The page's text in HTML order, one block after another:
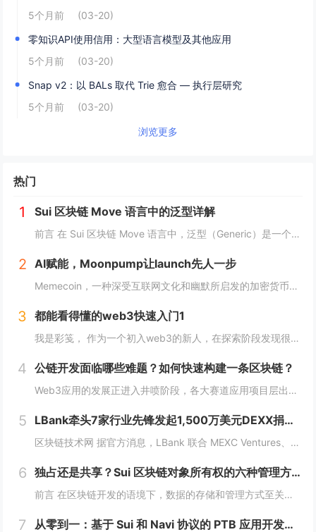
5个月前
(03-20)
零知识API使用信用：大型语言模型及其他应用
5个月前
(03-20)
Snap v2：以 BALs 取代 Trie 愈合 — 执行层研究
5个月前
(03-20)
浏览更多
热门
1 Sui 区块链 Move 语言中的泛型详解
前言 在 Sui 区块链 Move 语言中，泛型（Generic）是一个强大的工具，它允许开发者在编写代码时进行类型或属性的抽象替代。这种抽象极大地提高了代码的灵活性，减少了重复逻辑，并提升了代码的可扩展性。本文将深入探讨 Move 中的...
2 AI赋能，Moonpump让launch先人一步
Memecoin，一种深受互联网文化和幽默所启发的加密货币，近段时间在加密市场中掀起了"meme热“。 只需在社交网络上稍微浏览，就会发现各种meme（迷因），让整个页面变得活泼有趣。这些迷因通过嘲讽和揶揄的方式，轻松地对一些严肃话题进行调...
3 都能看得懂的web3快速入门1
我是彩笺， 作为一个初入web3的新人，在探索阶段发现很多概念、工具都需要花费一定的时间和精力，才能了解到其在web3中所代表的含义。 概念上；像是去中心化、区块链、智能合约... 工具上：钱包、私钥、跨链桥... 在看到web3相...
4 公链开发面临哪些难题？如何快速构建一条区块链？
Web3应用的发展正进入井喷阶段，各大赛道应用项目层出不穷，同时公链赛道也在稳步增长，据Coingecko数据显示，目前收录的L1和L2项目已经超过7000个，这里面不仅有做基础设施的L1，还有许多专注于业务的应用链。公链的发展已不局限于基...
5 LBank牵头7家行业先锋发起1,500万美元DEXX捐赠计划
区块链技术网 据官方消息，LBank 联合 MEXC Ventures、HashKey Capital、SevenX Ventures、Mask Network 等共同发起了对 DEXX 的 1,500 万美元捐赠计划，该计划将为...
6 独占还是共享？Sui 区块链对象所有权的六种管理方式全解析
前言 在区块链开发的语境下，数据的存储和管理方式至关重要。而 Move 语言作为一种专为区块链设计的编程语言，以其灵活的语法和强大的能力系统，成为 Sui 区块链的核心语言。本文将围绕 Move 语言中的结构体展开，解析其在 Sui 区块...
7 从零到一：基于 Sui 和 Navi 协议的 PTB 应用开发教程